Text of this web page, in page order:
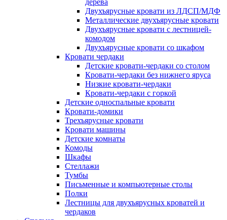
дерева
Двухъярусные кровати из ЛДСП/МДФ
Металлические двухъярусные кровати
Двухъярусные кровати с лестницей-
комодом
Двухъярусные кровати со шкафом
Кровати чердаки
Детские кровати-чердаки со столом
Кровати-чердаки без нижнего яруса
Низкие кровати-чердаки
Кровати-чердаки с горкой
Детские односпальные кровати
Кровати-домики
Трехъярусные кровати
Кровати машины
Детские комнаты
Комоды
Шкафы
Стеллажи
Тумбы
Письменные и компьютерные столы
Полки
Лестницы для двухъярусных кроватей и
чердаков